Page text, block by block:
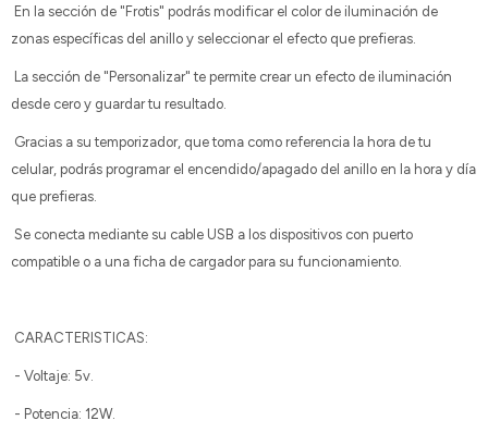
En la sección de "Frotis" podrás modificar el color de iluminación de
zonas específicas del anillo y seleccionar el efecto que prefieras.
La sección de "Personalizar" te permite crear un efecto de iluminación
desde cero y guardar tu resultado.
Gracias a su temporizador, que toma como referencia la hora de tu
celular, podrás programar el encendido/apagado del anillo en la hora y día
que prefieras.
Se conecta mediante su cable USB a los dispositivos con puerto
compatible o a una ficha de cargador para su funcionamiento.
CARACTERISTICAS:
- Voltaje: 5v.
- Potencia: 12W.